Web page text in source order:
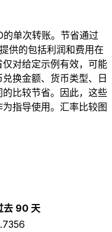
单次转账。节省通过
供的包括利润和费用在
对给定示例有效，可能
换金额、货币类型、日
比较节省。因此，这些
指导使用。汇率比较图
去 90 天